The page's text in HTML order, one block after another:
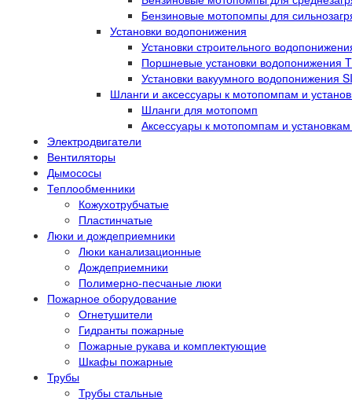
Бензиновые мотопомпы для
Установки водопонижения
Установки строительного
Поршневые установки водопонижения
Установки вакуумного водопонижения
Шланги и аксессуары к мотопомпам и
Шланги для мотопомп
Аксессуары к мотопомпам и
Электродвигатели
Вентиляторы
Дымососы
Теплообменники
Кожухотрубчатые
Пластинчатые
Люки и дождеприемники
Люки канализационные
Дождеприемники
Полимерно-песчаные люки
Пожарное оборудование
Огнетушители
Гидранты пожарные
Пожарные рукава и комплектующие
Шкафы пожарные
Трубы
Трубы стальные